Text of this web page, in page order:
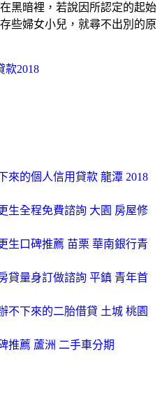
黑暗裡，若說因所認定的起始
些婦女小兒，就尋不出別的原
款2018
來的個人信用貸款 龍潭 2018
生全程免費諮詢 大園 房屋修
生口碑推薦 苗栗 華南銀行青
貸量身訂做諮詢 平鎮 青年首
不下來的二胎借貸 土城 桃園
推薦 蘆洲 二手車分期